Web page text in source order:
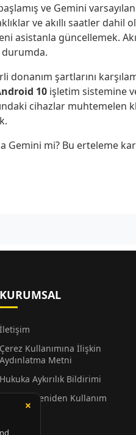
ve Gemini
ve akıllı saatler dahil
asistanla güncellemek.
durumda.
şartlarını
10 işletim sistemine
cihazlar muhtemelen
Gemini mi? Bu erteleme
KURUMSAL
İletişim
Çerez Kullanımına İlişkin
Aydınlatma Metni
Hukuka Aykırılık Bildirimi
Alıntı ve Yeniden Kullanım
Hakkında
Künye